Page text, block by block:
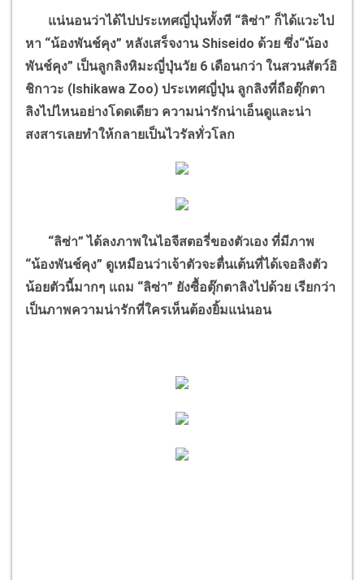
แน่นอนว่าได้ไปประเทศญี่ปุ่นทั้งที “ลิซ่า” ก็ได้แวะไป
หา “น้องพันช์คุง” หลังเสร็จงาน Shiseido ด้วย ซึ่ง“น้อง
พันช์คุง” เป็นลูกลิงหิมะญี่ปุ่นวัย 6 เดือนกว่า ในสวนสัตว์อิ
ชิกาวะ (Ishikawa Zoo) ประเทศญี่ปุ่น ลูกลิงที่ถือตุ๊กตา
ลิงไปไหนอย่างโดดเดียว ความน่ารักน่าเอ็นดูและน่า
สงสารเลยทำให้กลายเป็นไวรัลทั่วโลก
“ลิซ่า” ได้ลงภาพในไอจีสตอรี่ของตัวเอง ที่มีภาพ
“น้องพันช์คุง” ดูเหมือนว่าเจ้าตัวจะตื่นเต้นที่ได้เจอลิงตัว
น้อยตัวนี้มากๆ แถม “ลิซ่า” ยังซื้อตุ๊กตาลิงไปด้วย เรียกว่า
เป็นภาพความน่ารักที่ใครเห็นต้องยิ้มแน่นอน